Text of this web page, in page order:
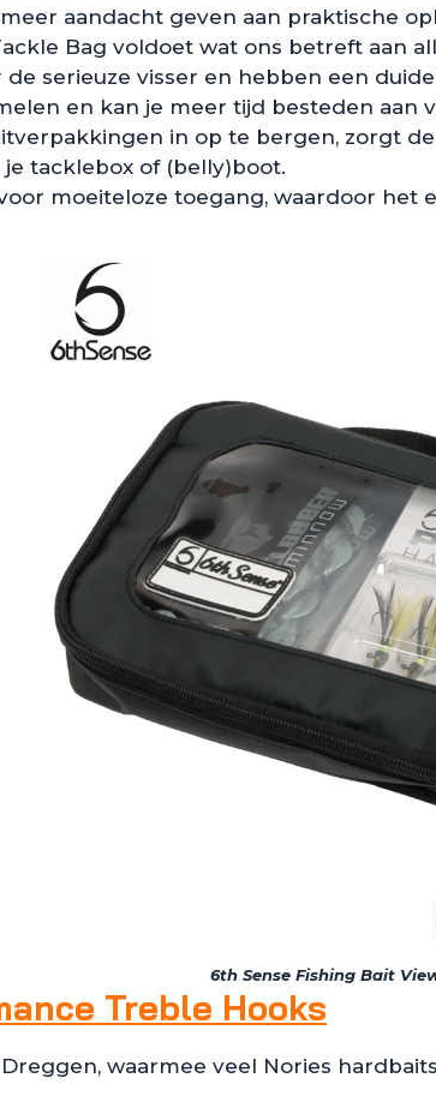
aandacht geven aan praktische
Bag voldoet wat ons betreft aan
serieuze visser en hebben een
en kan je meer tijd besteden aan
in op te bergen, zorgt
tacklebox of (belly)boot.
moeiteloze toegang, waardoor het
6th Sense Fishing Bait
Treble Hooks
waarmee veel Nories